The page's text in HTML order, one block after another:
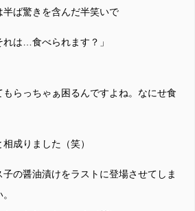
半ば驚きを含んだ半笑いで
れは…食べられます？」
らっちゃぁ困るんですよね。なにせ食
成りました（笑）
の醤油漬けをラストに登場させてしま